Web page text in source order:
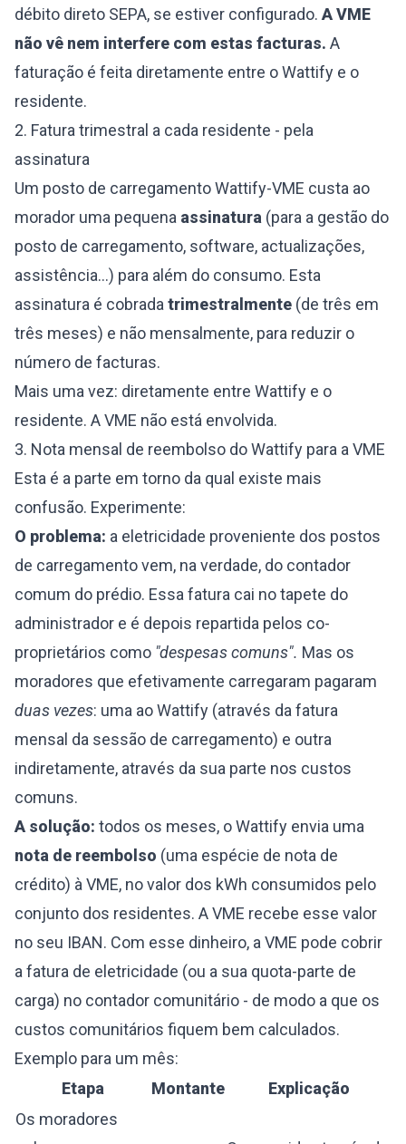
débito direto SEPA, se estiver configurado. A VME
não vê nem interfere com estas facturas. A
faturação é feita diretamente entre o Wattify e o
residente.
2. Fatura trimestral a cada residente - pela
assinatura
Um posto de carregamento Wattify-VME custa ao
morador uma pequena assinatura (para a gestão do
posto de carregamento, software, actualizações,
assistência...) para além do consumo. Esta
assinatura é cobrada trimestralmente (de três em
três meses) e não mensalmente, para reduzir o
número de facturas.
Mais uma vez: diretamente entre Wattify e o
residente. A VME não está envolvida.
3. Nota mensal de reembolso do Wattify para a VME
Esta é a parte em torno da qual existe mais
confusão. Experimente:
O problema: a eletricidade proveniente dos postos
de carregamento vem, na verdade, do contador
comum do prédio. Essa fatura cai no tapete do
administrador e é depois repartida pelos co-
proprietários como "despesas comuns". Mas os
moradores que efetivamente carregaram pagaram
duas vezes: uma ao Wattify (através da fatura
mensal da sessão de carregamento) e outra
indiretamente, através da sua parte nos custos
comuns.
A solução: todos os meses, o Wattify envia uma
nota de reembolso (uma espécie de nota de
crédito) à VME, no valor dos kWh consumidos pelo
conjunto dos residentes. A VME recebe esse valor
no seu IBAN. Com esse dinheiro, a VME pode cobrir
a fatura de eletricidade (ou a sua quota-parte de
carga) no contador comunitário - de modo a que os
custos comunitários fiquem bem calculados.
Exemplo para um mês:
Etapa
Montante
Explicação
Os moradores